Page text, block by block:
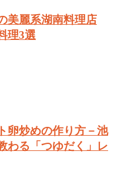
美麗系湖南料理店
理3選
卵炒めの作り方－池
わる「つゆだく」レ